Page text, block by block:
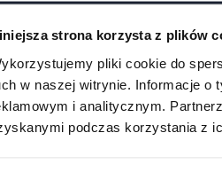
strona korzysta z plików
pliki cookie do
w naszej witrynie. Informacje o
i analitycznym.
podczas korzystania z